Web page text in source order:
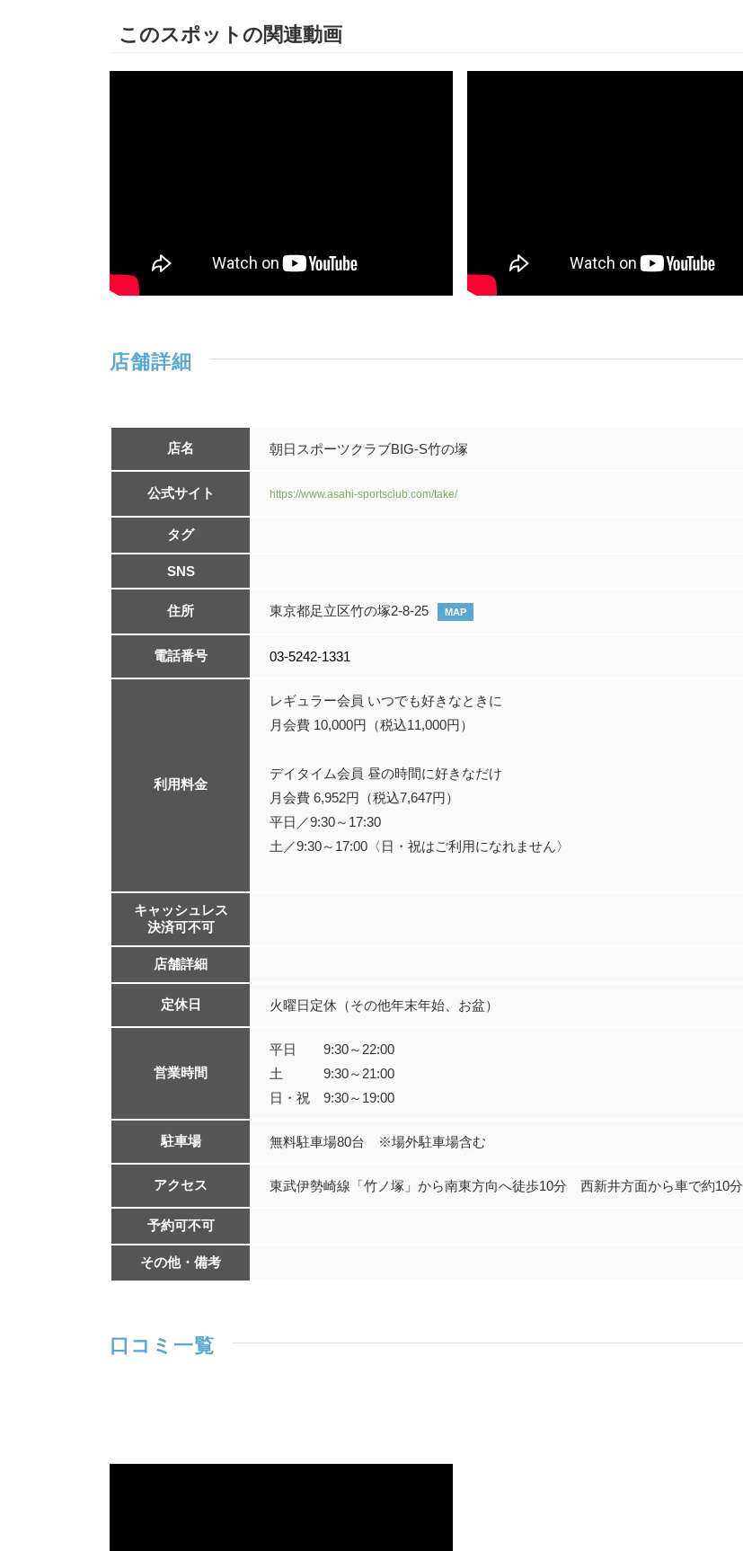
このスポットの関連動画
店舗詳細
店名 朝日スポーツクラブBIG-S竹の塚
公式サイト https://www.asahi-sportsclub.com/take/
タグ
SNS
住所 東京都足立区竹の塚2-8-25 MAP
電話番号 03-5242-1331
利用料金
レギュラー会員 いつでも好きなときに
月会費 10,000円（税込11,000円）
デイタイム会員 昼の時間に好きなだけ
月会費 6,952円（税込7,647円）
平日／9:30～17:30
土／9:30～17:00〈日・祝はご利用になれません〉
キャッシュレス
決済可不可
店舗詳細
定休日 火曜日定休（その他年末年始、お盆）
営業時間
平日 9:30～22:00
土 9:30～21:00
日・祝 9:30～19:00
駐車場 無料駐車場80台 ※場外駐車場含む
アクセス 東武伊勢崎線「竹ノ塚」から南東方向へ徒歩10分 西新井方面から車で約10分
予約可不可
その他・備考
口コミ一覧